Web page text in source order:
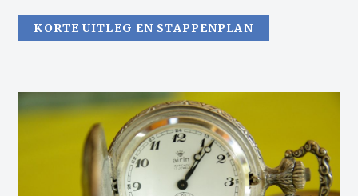
KORTE UITLEG EN STAPPENPLAN